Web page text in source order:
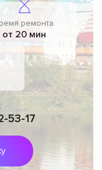
ремонта:
от 20 мин
53-17